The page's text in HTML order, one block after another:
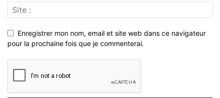
Enregistrer mon nom, email et site web dans ce navigateur
pour la prochaine fois que je commenterai.